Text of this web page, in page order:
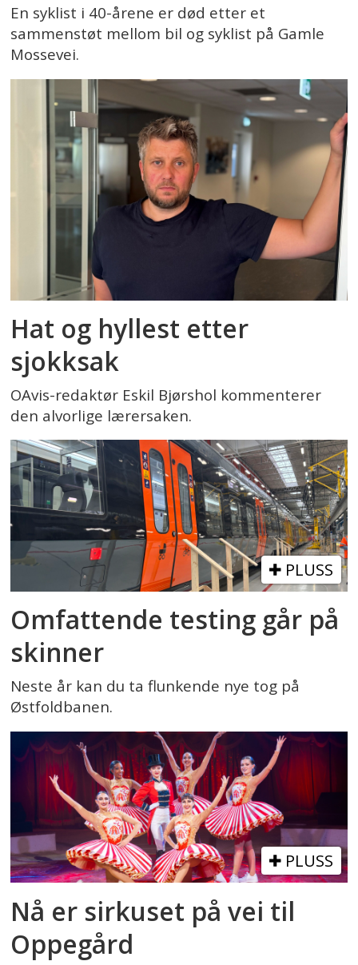
En syklist i 40-årene er død etter et
sammenstøt mellom bil og syklist på Gamle
Mossevei.
Hat og hyllest etter
sjokksak
OAvis-redaktør Eskil Bjørshol kommenterer
den alvorlige lærersaken.
PLUSS
Omfattende testing går på
skinner
Neste år kan du ta flunkende nye tog på
Østfoldbanen.
PLUSS
Nå er sirkuset på vei til
Oppegård